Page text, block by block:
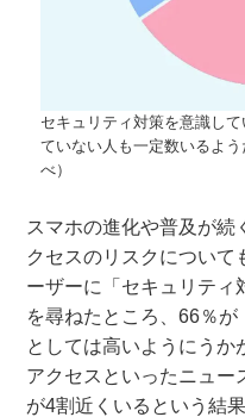
セキュリティ対策を意識し
ていない人も一定数いるよ
べ）
スマホの進化や普及が続
クセスのリスクについて
ーザーに「セキュリティ
を尋ねたところ、66％
としては高いようにうか
アクセスといったニュー
が4割近くいるという結